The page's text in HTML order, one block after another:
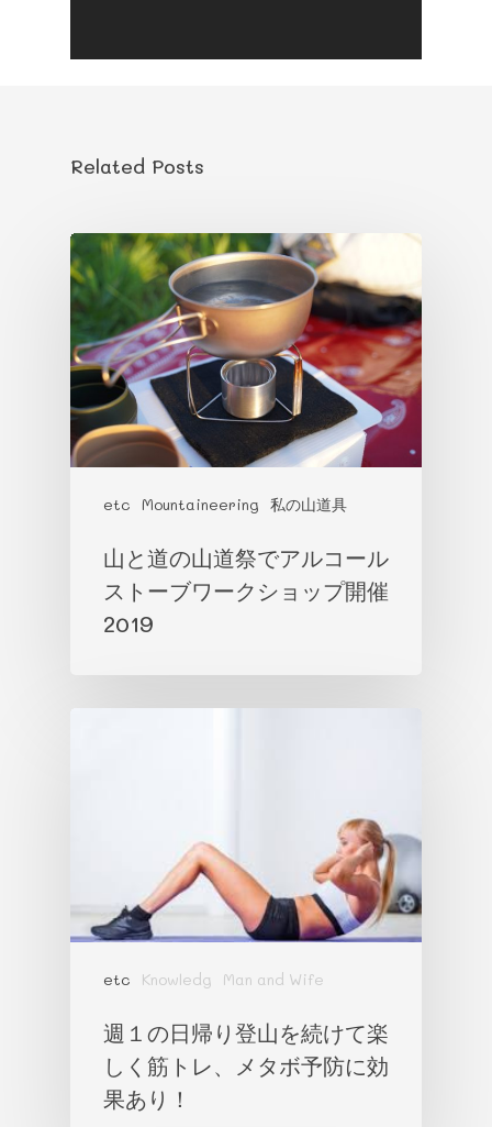
Related Posts
etc Mountaineering 私の山道具
山と道の山道祭でアルコール
ストーブワークショップ開催
2019
etc Knowledg Man and Wife
週１の日帰り登山を続けて楽
しく筋トレ、メタボ予防に効
果あり！